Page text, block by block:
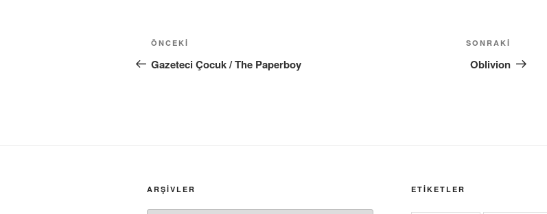
Yazı
gezinmesi
Önceki
Yazı
ÖNCEKI
Gazeteci Çocuk / The Paperboy
Yazı
SONRAKI
Oblivion
ARŞIVLER ETIKETLER